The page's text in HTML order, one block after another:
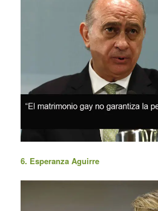
6. Esperanza Aguirre